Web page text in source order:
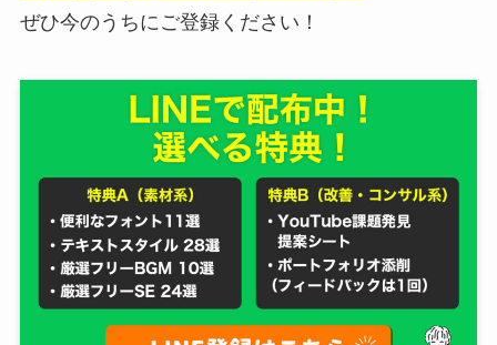
ぜひ今のうちにご登録ください！